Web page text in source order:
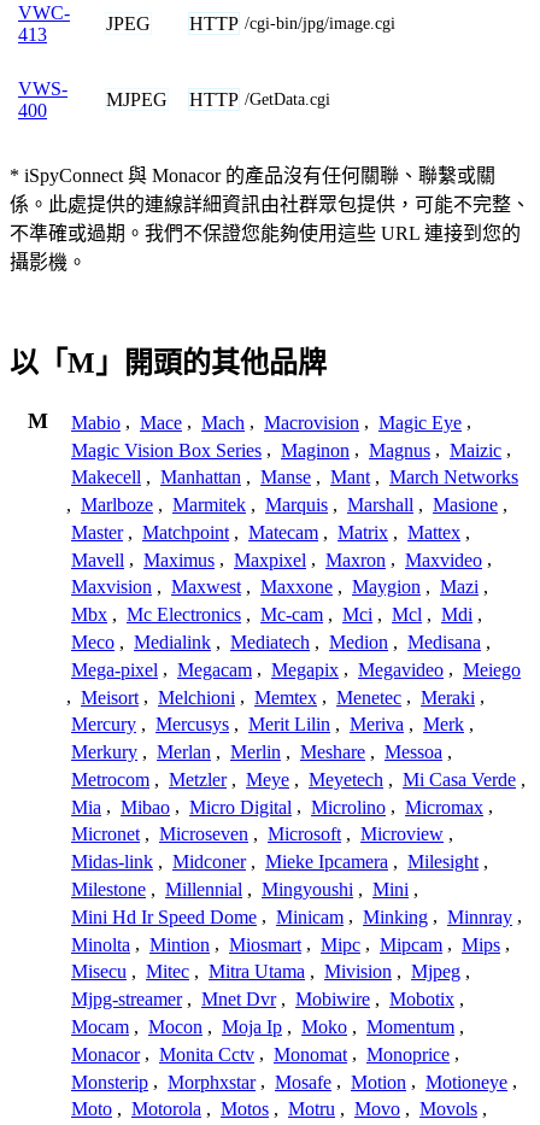
VWC-
413
JPEG HTTP /cgi-bin/jpg/image.cgi
VWS-
400
MJPEG HTTP /GetData.cgi
* iSpyConnect 與 Monacor 的產品沒有任何關聯、聯繫或關
係。此處提供的連線詳細資訊由社群眾包提供，可能不完整、
不準確或過期。我們不保證您能夠使用這些 URL 連接到您的
攝影機。
以「M」開頭的其他品牌
M Mabio , Mace , Mach , Macrovision , Magic Eye ,
Magic Vision Box Series , Maginon , Magnus , Maizic ,
Makecell , Manhattan , Manse , Mant , March Networks
, Marlboze , Marmitek , Marquis , Marshall , Masione ,
Master , Matchpoint , Matecam , Matrix , Mattex ,
Mavell , Maximus , Maxpixel , Maxron , Maxvideo ,
Maxvision , Maxwest , Maxxone , Maygion , Mazi ,
Mbx , Mc Electronics , Mc-cam , Mci , Mcl , Mdi ,
Meco , Medialink , Mediatech , Medion , Medisana ,
Mega-pixel , Megacam , Megapix , Megavideo , Meiego
, Meisort , Melchioni , Memtex , Menetec , Meraki ,
Mercury , Mercusys , Merit Lilin , Meriva , Merk ,
Merkury , Merlan , Merlin , Meshare , Messoa ,
Metrocom , Metzler , Meye , Meyetech , Mi Casa Verde ,
Mia , Mibao , Micro Digital , Microlino , Micromax ,
Micronet , Microseven , Microsoft , Microview ,
Midas-link , Midconer , Mieke Ipcamera , Milesight ,
Milestone , Millennial , Mingyoushi , Mini ,
Mini Hd Ir Speed Dome , Minicam , Minking , Minnray ,
Minolta , Mintion , Miosmart , Mipc , Mipcam , Mips ,
Misecu , Mitec , Mitra Utama , Mivision , Mjpeg ,
Mjpg-streamer , Mnet Dvr , Mobiwire , Mobotix ,
Mocam , Mocon , Moja Ip , Moko , Momentum ,
Monacor , Monita Cctv , Monomat , Monoprice ,
Monsterip , Morphxstar , Mosafe , Motion , Motioneye ,
Moto , Motorola , Motos , Motru , Movo , Movols ,